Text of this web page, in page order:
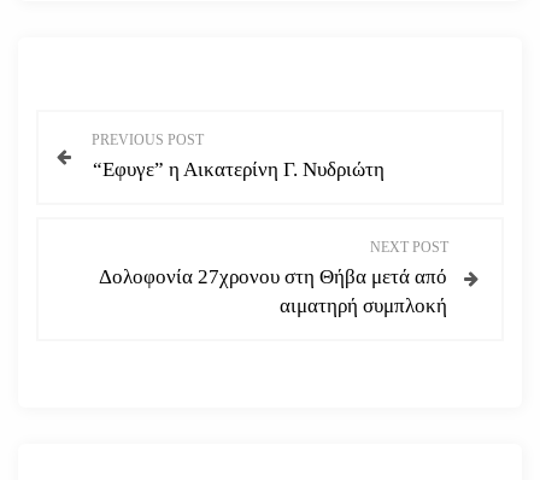
PREVIOUS POST
“Εφυγε” η Αικατερίνη Γ. Νυδριώτη
NEXT POST
Δολοφονία 27χρονου στη Θήβα μετά από
αιματηρή συμπλοκή